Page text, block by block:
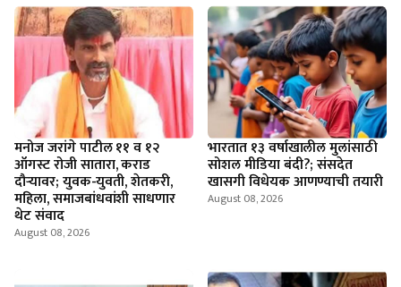
मनोज जरांगे पाटील ११ व १२
ऑगस्ट रोजी सातारा, कराड
दौऱ्यावर; युवक-युवती, शेतकरी,
महिला, समाजबांधवांशी साधणार
थेट संवाद
August 08, 2026
भारतात १३ वर्षाखालील मुलांसाठी
सोशल मीडिया बंदी?; संसदेत
खासगी विधेयक आणण्याची तयारी
August 08, 2026